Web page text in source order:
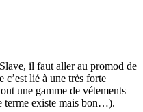
il faut aller au promod de
c’est lié à une très forte
une gamme de vétements
terme existe mais bon…).